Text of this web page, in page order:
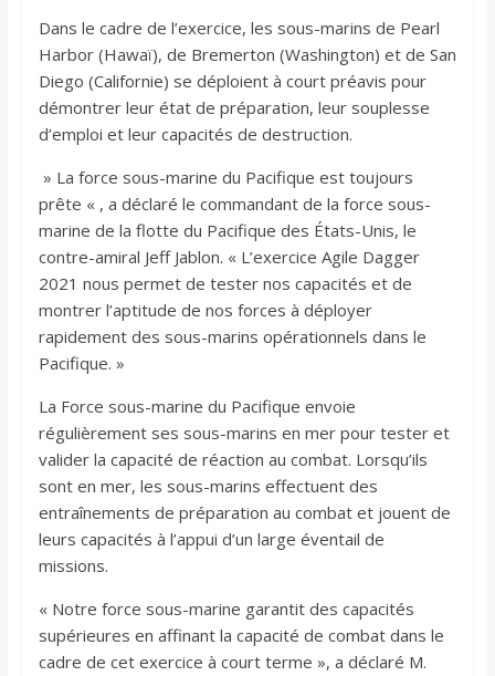
Dans le cadre de l’exercice, les sous-marins de Pearl
Harbor (Hawaï), de Bremerton (Washington) et de San
Diego (Californie) se déploient à court préavis pour
démontrer leur état de préparation, leur souplesse
d’emploi et leur capacités de destruction.
» La force sous-marine du Pacifique est toujours
prête « , a déclaré le commandant de la force sous-
marine de la flotte du Pacifique des États-Unis, le
contre-amiral Jeff Jablon. « L’exercice Agile Dagger
2021 nous permet de tester nos capacités et de
montrer l’aptitude de nos forces à déployer
rapidement des sous-marins opérationnels dans le
Pacifique. »
La Force sous-marine du Pacifique envoie
régulièrement ses sous-marins en mer pour tester et
valider la capacité de réaction au combat. Lorsqu’ils
sont en mer, les sous-marins effectuent des
entraînements de préparation au combat et jouent de
leurs capacités à l’appui d’un large éventail de
missions.
« Notre force sous-marine garantit des capacités
supérieures en affinant la capacité de combat dans le
cadre de cet exercice à court terme », a déclaré M.